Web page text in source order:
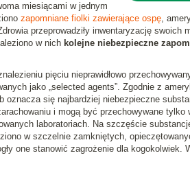
miesiącami w jednym
zapomniane fiolki zawierające ospę,
przeprowadziły inwentaryzację swoich
w nich kolejne niebezpieczne
pięciu nieprawidłowo
jako „selected agents”. Zgodnie z
oznacza się najbardziej niebezpieczne
i mogą być przechowywane tylko
laboratoriach. Na szczęście
w szczelnie zamkniętych,
one stanowić zagrożenie dla kogokolwiek.